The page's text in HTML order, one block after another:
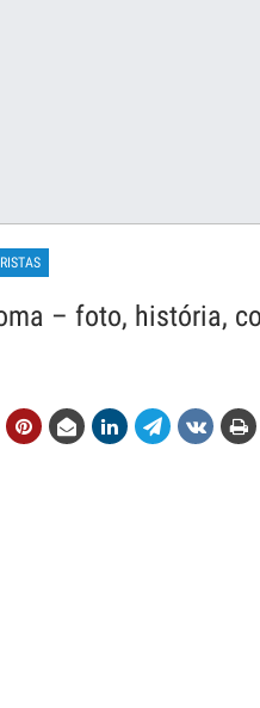
– foto, história,